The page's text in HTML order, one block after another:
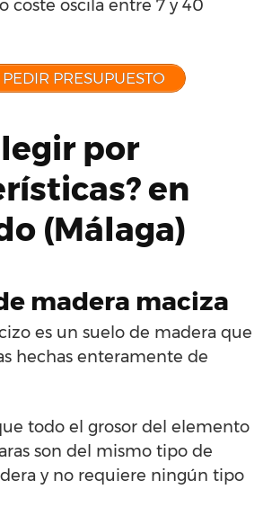
coste oscila entre 7 y 40
PEDIR PRESUPUESTO
por
en
(Málaga)
madera maciza
es un suelo de madera que
hechas enteramente de
todo el grosor del elemento
son del mismo tipo de
y no requiere ningún tipo